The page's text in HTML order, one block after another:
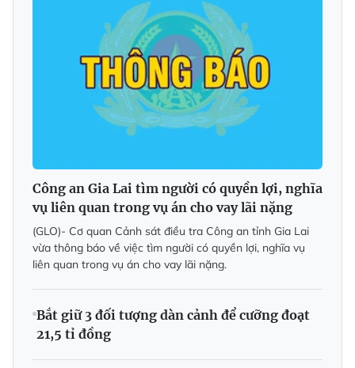
Công an Gia Lai tìm người có quyền lợi, nghĩa
vụ liên quan trong vụ án cho vay lãi nặng
(GLO)- Cơ quan Cảnh sát điều tra Công an tỉnh Gia Lai
vừa thông báo về việc tìm người có quyền lợi, nghĩa vụ
liên quan trong vụ án cho vay lãi nặng.
Bắt giữ 3 đối tượng dàn cảnh để cưỡng đoạt
21,5 tỉ đồng